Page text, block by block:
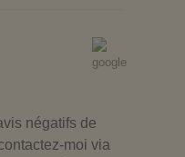
négatifs de
moi via